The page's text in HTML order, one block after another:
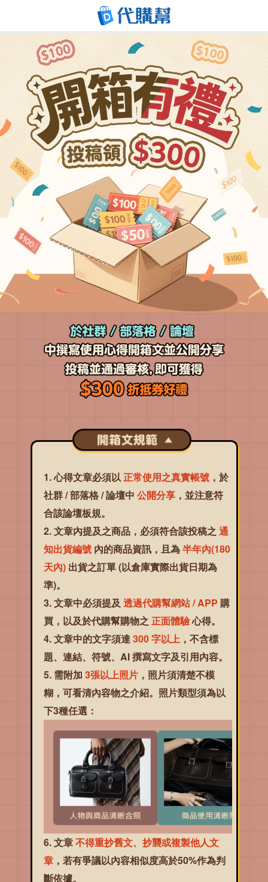
心得文章必須以正常使用之真實帳號 ，於
社群 / 部落格 / 論壇中 公開分享 ，並注意符
合該論壇板規。
文章內提及之商品，必須符合該投稿之 通
知出貨編號 內的商品資訊，且為半年內(180
天內) 出貨之訂單 (以倉庫實際出貨日期為
準)。
文章中必須提及 透過代購幫網站 / APP 購
買，以及於代購幫購物之 正面體驗心得。
文章中的文字須達300 字以上 ，不含標
題、連結、符號、AI 撰寫文字及引用內容。
需附加 3張以上照片 ，照片須清楚不模
糊，可看清內容物之介紹。照片類型須為以
下3種任選：
文章不得重抄舊文、抄襲或複製他人文
章 ，若有爭議以內容相似度高於50%作為判
斷依據。